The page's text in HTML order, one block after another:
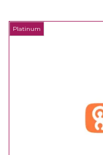
Platinum